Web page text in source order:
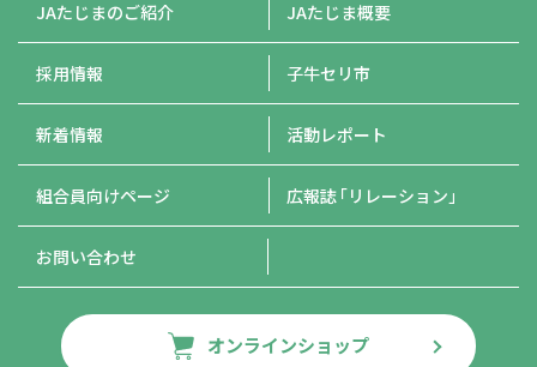
JAたじまのご紹介 JAたじま概要
採用情報 子牛セリ市
新着情報 活動レポート
組合員向けページ 広報誌「リレーション」
お問い合わせ
オンラインショップ